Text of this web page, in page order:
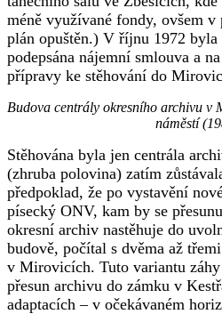
méně využívané fondy, ovšem
plán opuštěn.) V říjnu 1972
podepsána nájemní smlouva a
přípravy ke stěhování do
Budova centrály okresního archivu v
náměstí
Stěhována byla jen centrála
(zhruba polovina) zatím
předpoklad, že po vystavění
písecký ONV, kam by se
okresní archiv nastěhuje do
budově, počítal s dvěma až
v Mirovicích. Tuto variantu
přesun archivu do zámku v
adaptacích – v očekávaném